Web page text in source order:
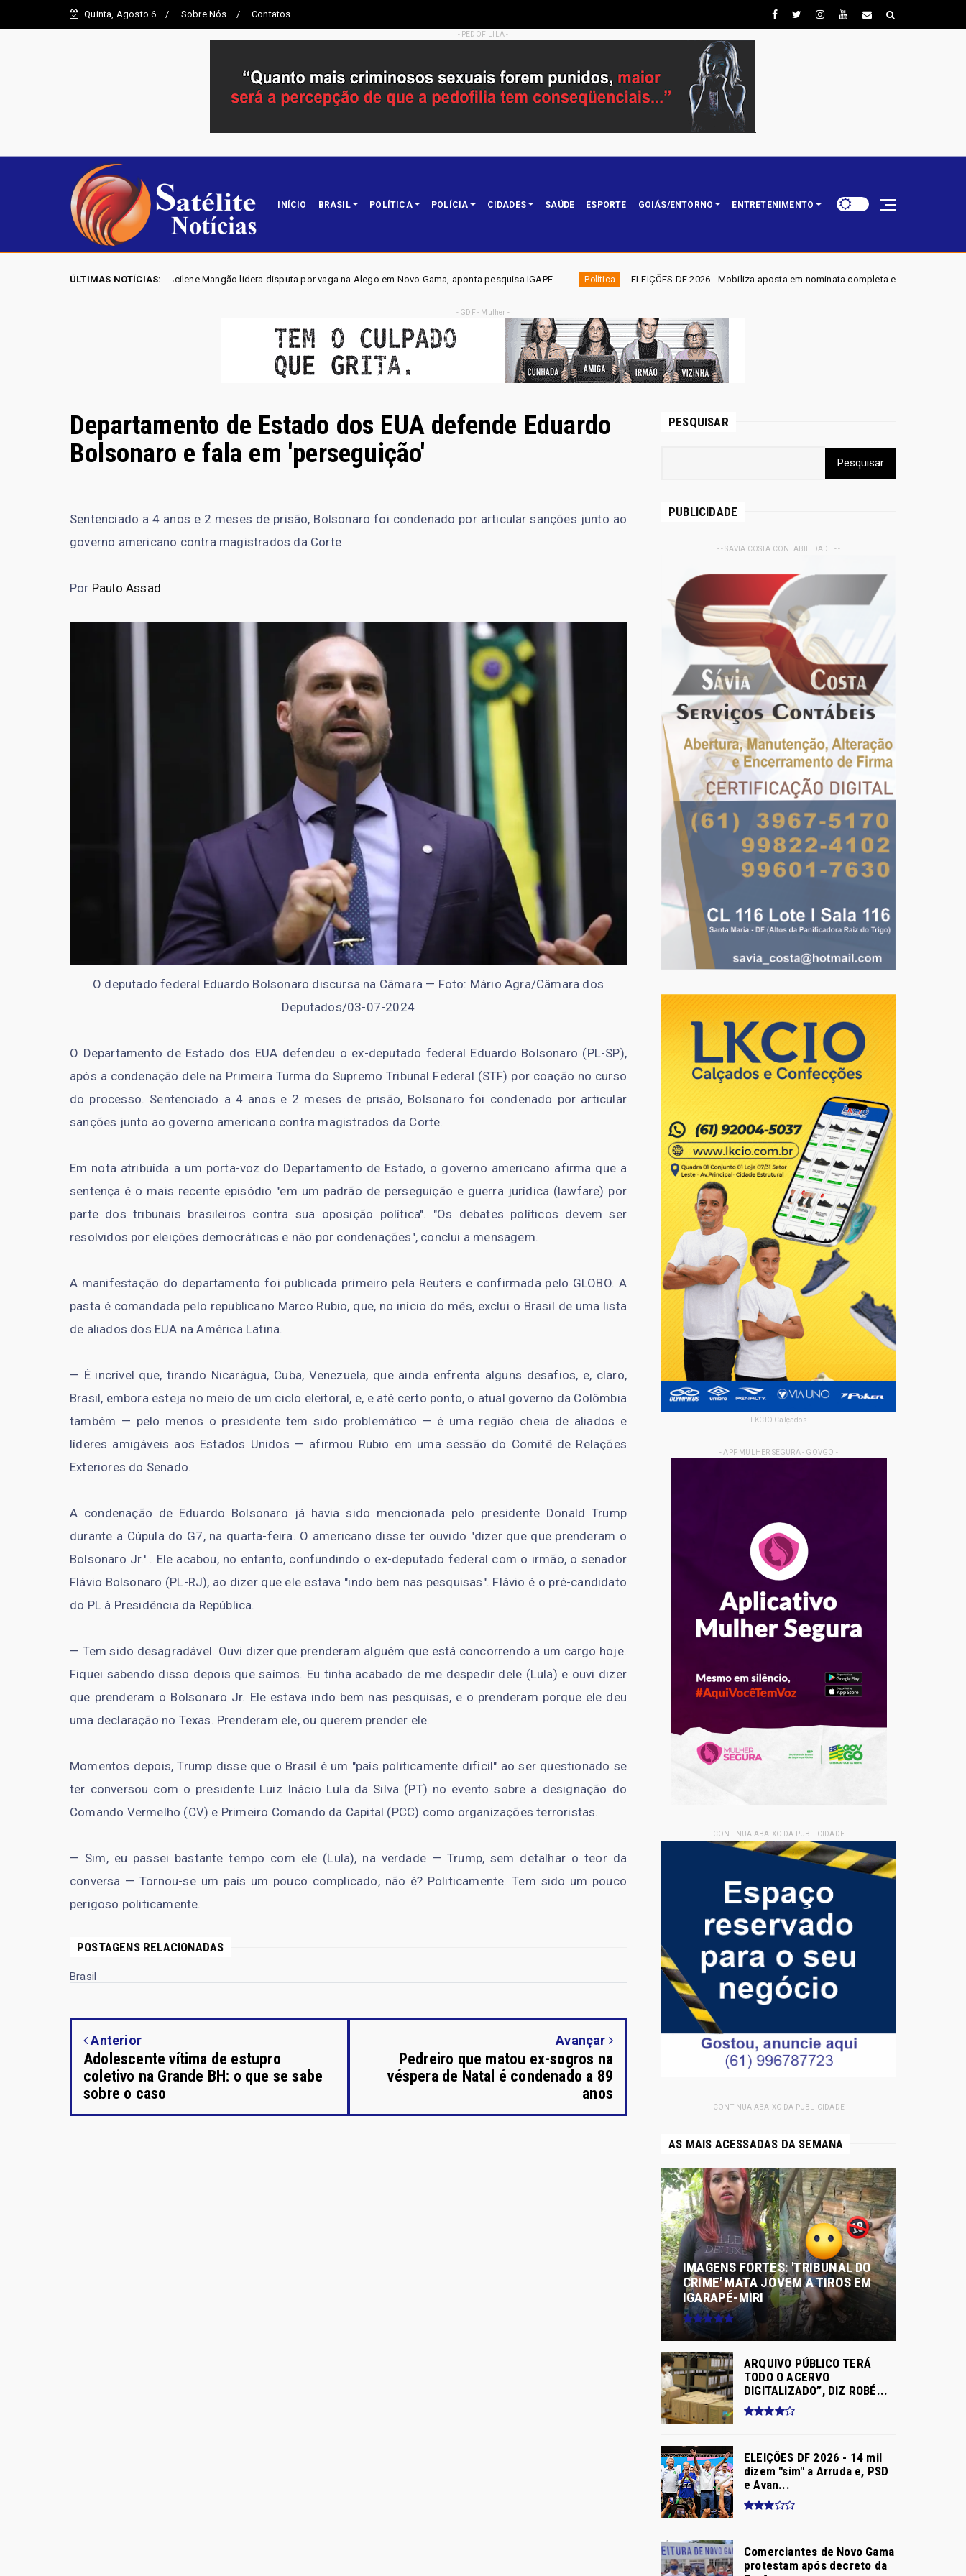
Quinta, Agosto 6 Sobre Nós Contatos
- PEDOFILILA -
INÍCIO BRASIL POLÍTICA POLÍCIA CIDADES SAÚDE ESPORTE GOIÁS/ENTORNO ENTRETENIMENTO
ÚLTIMAS NOTÍCIAS:
GO 2026 - Joscilene Mangão lidera disputa por vaga na Alego em Novo Gama, aponta pesquisa IGAPE Política ELEIÇÕES DF 2026 - Mobiliza aposta em nominata completa e mira eleger três deputados distritais
- GDF - Mulher -
Departamento de Estado dos EUA defende Eduardo
Bolsonaro e fala em 'perseguição'
Sentenciado a 4 anos e 2 meses de prisão, Bolsonaro foi condenado por articular sanções junto ao
governo americano contra magistrados da Corte
Por Paulo Assad
O deputado federal Eduardo Bolsonaro discursa na Câmara — Foto: Mário Agra/Câmara dos
Deputados/03-07-2024
O Departamento de Estado dos EUA defendeu o ex-deputado federal Eduardo Bolsonaro (PL-SP),
após a condenação dele na Primeira Turma do Supremo Tribunal Federal (STF) por coação no curso
do processo. Sentenciado a 4 anos e 2 meses de prisão, Bolsonaro foi condenado por articular
sanções junto ao governo americano contra magistrados da Corte.
Em nota atribuída a um porta-voz do Departamento de Estado, o governo americano afirma que a
sentença é o mais recente episódio "em um padrão de perseguição e guerra jurídica (lawfare) por
parte dos tribunais brasileiros contra sua oposição política". "Os debates políticos devem ser
resolvidos por eleições democráticas e não por condenações", conclui a mensagem.
A manifestação do departamento foi publicada primeiro pela Reuters e confirmada pelo GLOBO. A
pasta é comandada pelo republicano Marco Rubio, que, no início do mês, exclui o Brasil de uma lista
de aliados dos EUA na América Latina.
— É incrível que, tirando Nicarágua, Cuba, Venezuela, que ainda enfrenta alguns desafios, e, claro,
Brasil, embora esteja no meio de um ciclo eleitoral, e, e até certo ponto, o atual governo da Colômbia
também — pelo menos o presidente tem sido problemático — é uma região cheia de aliados e
líderes amigáveis aos Estados Unidos — afirmou Rubio em uma sessão do Comitê de Relações
Exteriores do Senado.
A condenação de Eduardo Bolsonaro já havia sido mencionada pelo presidente Donald Trump
durante a Cúpula do G7, na quarta-feira. O americano disse ter ouvido "dizer que que prenderam o
Bolsonaro Jr.' . Ele acabou, no entanto, confundindo o ex-deputado federal com o irmão, o senador
Flávio Bolsonaro (PL-RJ), ao dizer que ele estava "indo bem nas pesquisas". Flávio é o pré-candidato
do PL à Presidência da República.
— Tem sido desagradável. Ouvi dizer que prenderam alguém que está concorrendo a um cargo hoje.
Fiquei sabendo disso depois que saímos. Eu tinha acabado de me despedir dele (Lula) e ouvi dizer
que prenderam o Bolsonaro Jr. Ele estava indo bem nas pesquisas, e o prenderam porque ele deu
uma declaração no Texas. Prenderam ele, ou querem prender ele.
Momentos depois, Trump disse que o Brasil é um "país politicamente difícil" ao ser questionado se
ter conversou com o presidente Luiz Inácio Lula da Silva (PT) no evento sobre a designação do
Comando Vermelho (CV) e Primeiro Comando da Capital (PCC) como organizações terroristas.
— Sim, eu passei bastante tempo com ele (Lula), na verdade — Trump, sem detalhar o teor da
conversa — Tornou-se um país um pouco complicado, não é? Politicamente. Tem sido um pouco
perigoso politicamente.
POSTAGENS RELACIONADAS
Brasil
Anterior
Adolescente vítima de estupro
coletivo na Grande BH: o que se sabe
sobre o caso
Avançar
Pedreiro que matou ex-sogros na
véspera de Natal é condenado a 89
anos
PESQUISAR
PUBLICIDADE
- - SAVIA COSTA CONTABILIDADE - -
LKCIO Calçados
- APP MULHER SEGURA - GOVGO -
- CONTINUA ABAIXO DA PUBLICIDADE -
- CONTINUA ABAIXO DA PUBLICIDADE -
AS MAIS ACESSADAS DA SEMANA
IMAGENS FORTES: 'TRIBUNAL DO
CRIME' MATA JOVEM A TIROS EM
IGARAPÉ-MIRI
ARQUIVO PÚBLICO TERÁ
TODO O ACERVO
DIGITALIZADO”, DIZ ROBÉ...
ELEIÇÕES DF 2026 - 14 mil
dizem "sim" a Arruda e, PSD
e Avan...
Comerciantes de Novo Gama
protestam após decreto da